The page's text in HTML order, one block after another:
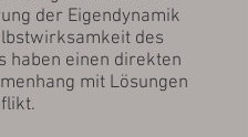
der Eigendynamik
des
haben einen direkten
mit Lösungen